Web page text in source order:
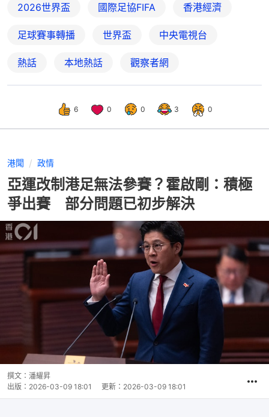
2026世界盃 國際足協FIFA 香港經濟
足球賽事轉播 世界盃 中央電視台
熱話 本地熱話 觀察者網
6 0 0 3 0
港聞 政情
亞運改制港足無法參賽？霍啟剛：積極
爭出賽 部分問題已初步解決
撰文： 潘耀昇
出版： 2026-03-09 18:01 更新： 2026-03-09 18:01